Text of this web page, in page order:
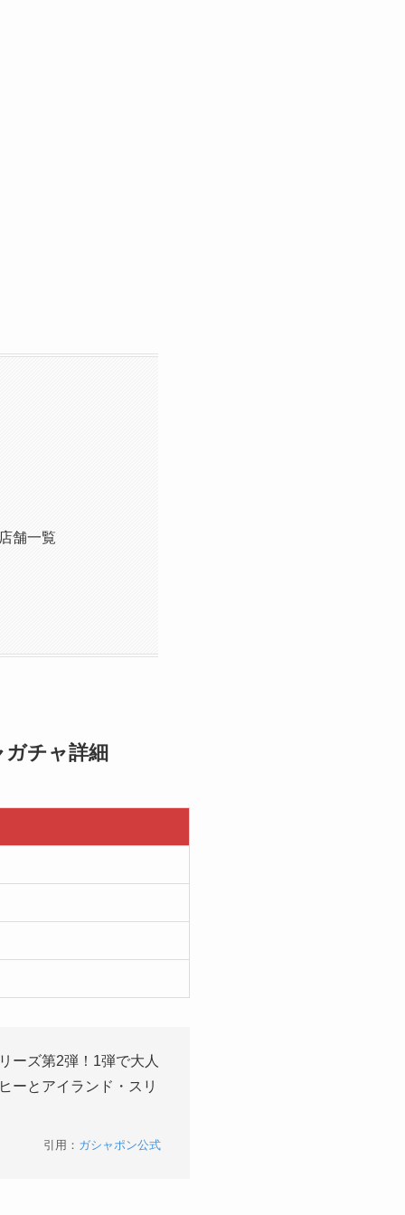
舗一覧
チャ詳細
ーズ第2弾！1弾で大人
ーとアイランド・スリ
引用： ガシャポン公式